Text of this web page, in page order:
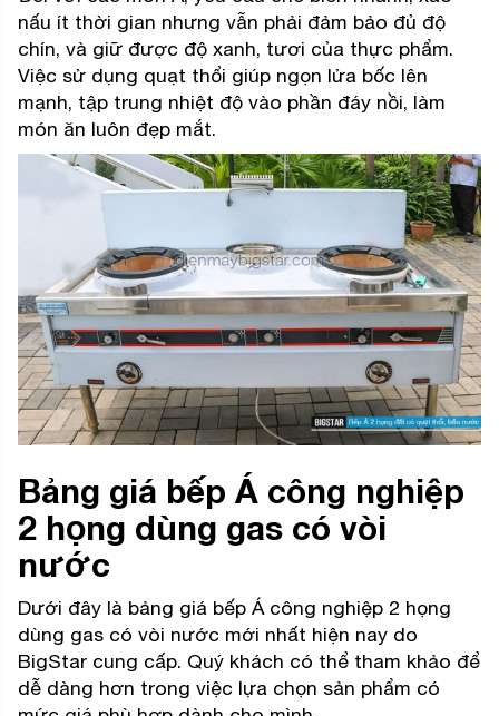
nấu ít thời gian nhưng vẫn phải đảm bảo đủ độ
chín, và giữ được độ xanh, tươi của thực phẩm.
Việc sử dụng quạt thổi giúp ngọn lửa bốc lên
mạnh, tập trung nhiệt độ vào phần đáy nồi, làm
món ăn luôn đẹp mắt.
Bảng giá bếp Á công nghiệp
2 họng dùng gas có vòi
nước
Dưới đây là bảng giá bếp Á công nghiệp 2 họng
dùng gas có vòi nước mới nhất hiện nay do
BigStar cung cấp. Quý khách có thể tham khảo để
dễ dàng hơn trong việc lựa chọn sản phẩm có